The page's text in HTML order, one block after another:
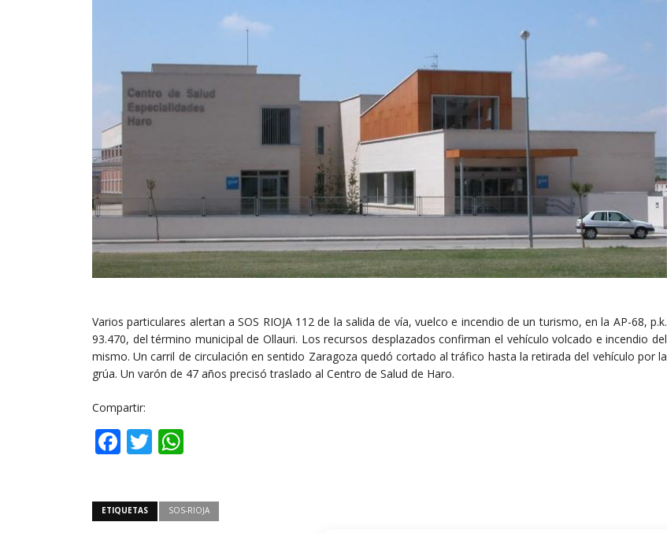
Varios particulares alertan a SOS RIOJA 112 de la salida de vía, vuelco e incendio de un turismo, en la AP-68, p.k.
93.470, del término municipal de Ollauri. Los recursos desplazados confirman el vehículo volcado e incendio del
mismo. Un carril de circulación en sentido Zaragoza quedó cortado al tráfico hasta la retirada del vehículo por la
grúa. Un varón de 47 años precisó traslado al Centro de Salud de Haro.
Compartir:
Facebook
Twitter
ETIQUETAS SOS-RIOJA